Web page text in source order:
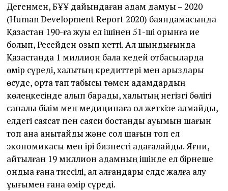
Дегенмен, БҰҰ дайындаған адам дамуы – 2020
(Human Development Report 2020) баяндамасында
Қазақстан 190-ға жуық ел ішінен 51-ші орынға ие
болып, Ресейден озып кетті. Ал шындығында
Қазақстанда 1 миллион бала кедей отбасыларда
өмір сүреді, халықтың кредиттері мен қарыздары
өсуде, орта тап табысы төмен адамдардың
көлеңкесінде қалып барады, халықтың негізгі бөлігі
сапалы білім мен медицинаға қол жеткізе алмайды,
елдегі саясат пен саяси бостандық ауқымын шағын
топ қана анықтайды және сол шағын топ ел
экономикасы мен ірі бизнесті қадағалайды. Яғни,
айтылған 19 миллион адамның ішінде ел бірнеше
ондыққа ғана тиесілі, ал қалғандары елде жалға алу
құқығымен ғана өмір сүреді.